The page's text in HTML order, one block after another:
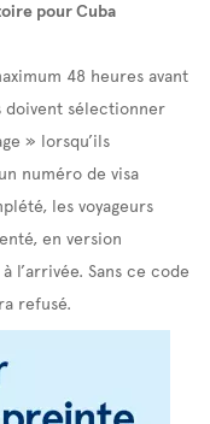
pour Cuba
48 heures avant
doivent sélectionner
» lorsqu’ils
numéro de visa
les voyageurs
en version
l’arrivée. Sans ce code
refusé.